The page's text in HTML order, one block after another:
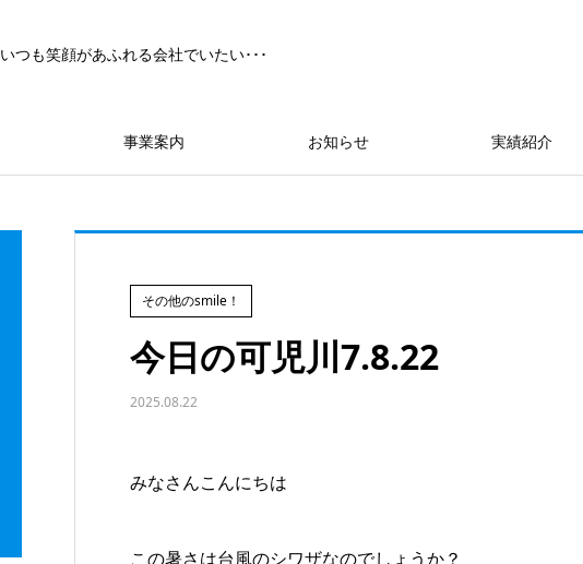
いつも笑顔があふれる会社でいたい･･･
事業案内 お知らせ 実績紹介
その他のsmile！
今日の可児川7.8.22
2025.08.22
みなさんこんにちは
この暑さは台風のシワザなのでしょうか？